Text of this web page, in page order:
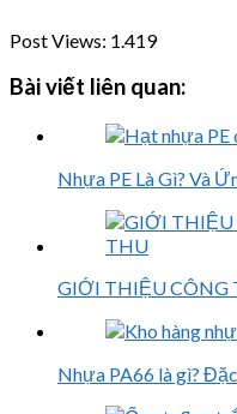
Post Views: 1.419
Bài viết liên quan:
Nhựa PE Là Gì? Và
GIỚI THIỆU CÔNG
Nhựa PA66 là gì?